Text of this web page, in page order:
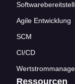
Agile Entwicklung
SCM
CI/CD
Ressourcen